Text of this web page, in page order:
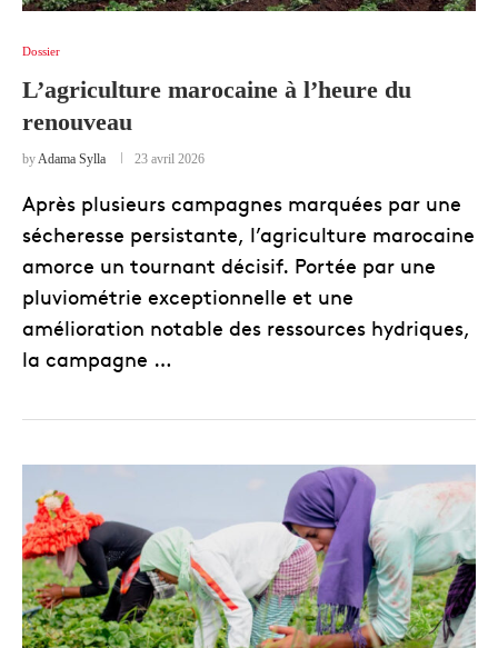
Dossier
L’agriculture marocaine à l’heure du
renouveau
byAdama Sylla 23 avril 2026
Après plusieurs campagnes marquées par une
sécheresse persistante, l’agriculture marocaine
amorce un tournant décisif. Portée par une
pluviométrie exceptionnelle et une
amélioration notable des ressources hydriques,
la campagne …